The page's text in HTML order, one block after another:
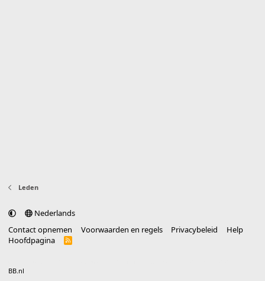
Leden
Nederlands
Contact opnemen
Voorwaarden en regels Privacybeleid
Help
Hoofdpagina
R
BB.nl